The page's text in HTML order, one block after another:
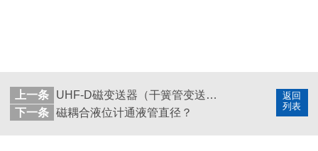
返回
列表
上一条
UHF-D磁变送器（干簧管变送器）
下一条 磁耦合液位计通液管直径？